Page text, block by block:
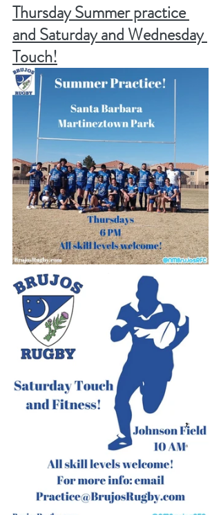
Thursday Summer practice
and Saturday and Wednesday
Touch!